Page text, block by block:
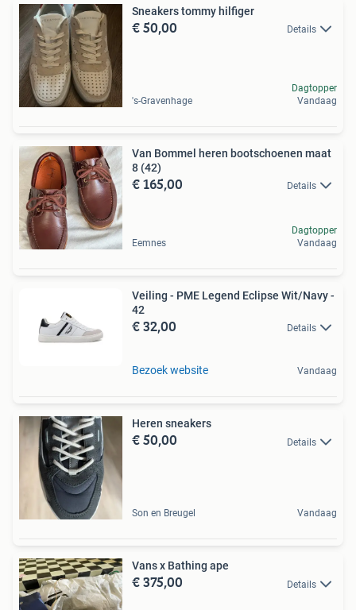
Sneakers tommy hilfiger
€ 50,00 Details
's-Gravenhage
Dagtopper
Vandaag
Van Bommel heren bootschoenen maat
8 (42)
€ 165,00 Details
Eemnes
Dagtopper
Vandaag
Veiling - PME Legend Eclipse Wit/Navy -
42
€ 32,00 Details
Bezoek website Vandaag
Heren sneakers
€ 50,00 Details
Son en Breugel Vandaag
Vans x Bathing ape
€ 375,00 Details